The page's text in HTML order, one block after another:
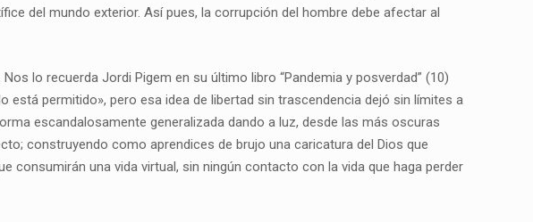
del mundo exterior. Así pues, la corrupción del hombre debe afectar al
lo recuerda Jordi Pigem en su último libro “Pandemia y posverdad” (10)
está permitido», pero esa idea de libertad sin trascendencia dejó sin límites a
escandalosamente generalizada dando a luz, desde las más oscuras
construyendo como aprendices de brujo una caricatura del Dios que
consumirán una vida virtual, sin ningún contacto con la vida que haga perder